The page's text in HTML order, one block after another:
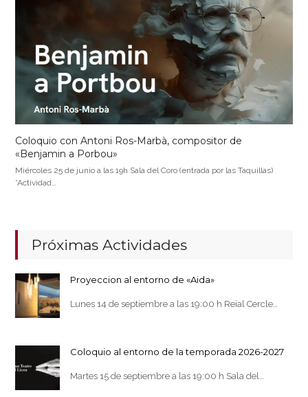
Coloquio con Antoni Ros-Marbà, compositor de
«Benjamin a Porbou»
Miércoles 25 de junio a las 19h Sala del Coro (entrada por las Taquillas)
*Actividad…
Próximas Actividades
Proyeccion al entorno de «Aida»
Lunes 14 de septiembre a las 19:00 h Reial Cercle…
Coloquio al entorno de la temporada 2026-2027
Martes 15 de septiembre a las 19:00 h Sala del…